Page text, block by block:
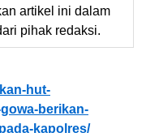
artikel ini dalam
pihak redaksi.
hut-
berikan-
kapolres/